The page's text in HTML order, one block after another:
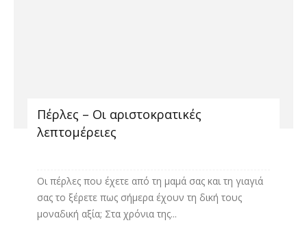
Πέρλες – Oι αριστοκρατικές
λεπτομέρειες
Οι πέρλες που έχετε από τη μαμά σας και τη γιαγιά
σας το ξέρετε πως σήμερα έχουν τη δική τους
μοναδική αξία; Στα χρόνια της...